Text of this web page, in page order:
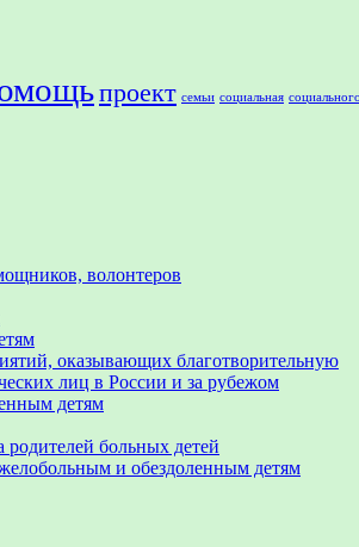
проект семьи социальная социального
волонтеров
оказывающих благотворительную
лиц в России и за рубежом
детям
родителей больных детей
и обездоленным детям